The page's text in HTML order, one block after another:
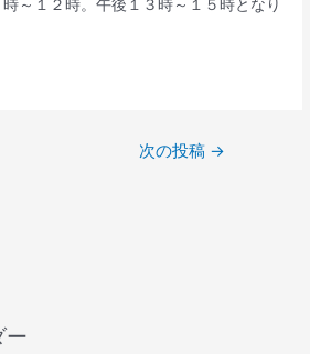
～１２時。午後１３時～１５時となり
次の投稿 →
ー